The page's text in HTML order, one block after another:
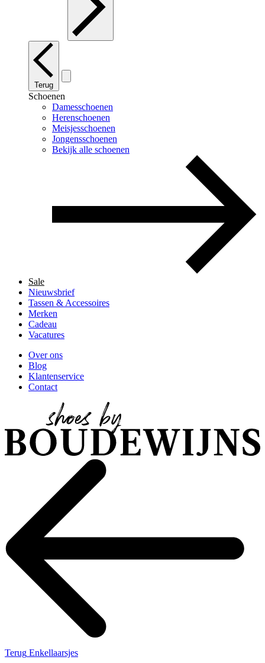
Terug
Schoenen
Damesschoenen
Herenschoenen
Meisjesschoenen
Jongensschoenen
Bekijk alle schoenen
Sale
Nieuwsbrief
Tassen & Accessoires
Merken
Cadeau
Vacatures
Over ons
Blog
Klantenservice
Contact
Terug Enkellaarsjes